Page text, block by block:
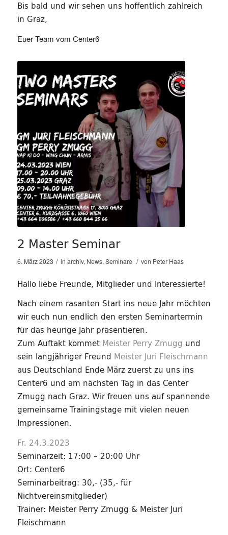
Bis bald und wir sehen uns hoffentlich zahlreich
in Graz,
Euer Team vom Center6
2 Master Seminar
6. März 2023 / in archiv, News, Seminare / von Peter Haas
Hallo liebe Freunde, Mitglieder und Interessierte!
Nach einem rasanten Start ins neue Jahr möchten
wir euch nun endlich den ersten Seminartermin
für das heurige Jahr präsentieren.
Zum Auftakt kommet Meister Perry Zmugg und
sein langjähriger Freund Meister Juri Fleischmann
aus Deutschland Ende März zuerst zu uns ins
Center6 und am nächsten Tag in das Center
Zmugg nach Graz. Wir freuen uns auf spannende
gemeinsame Trainingstage mit vielen neuen
Impressionen.
Fr. 24.3.2023
Seminarzeit: 17:00 – 20:00 Uhr
Ort: Center6
Seminarbeitrag: 30,- (35,- für
Nichtvereinsmitglieder)
Trainer: Meister Perry Zmugg & Meister Juri
Fleischmann